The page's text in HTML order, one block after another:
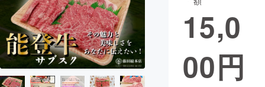
映像・映画 書籍・雑誌
ビジネス・起業 チャレンジ
15,0
00円